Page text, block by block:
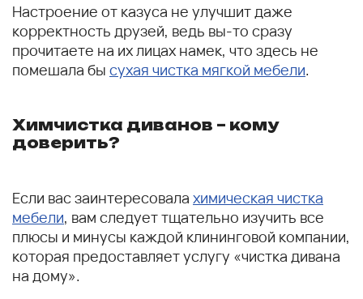
Настроение от казуса не улучшит даже
корректность друзей, ведь вы-то сразу
прочитаете на их лицах намек, что здесь не
помешала бы сухая чистка мягкой мебели.
Химчистка диванов – кому
доверить?
Если вас заинтересовала химическая чистка
мебели, вам следует тщательно изучить все
плюсы и минусы каждой клининговой компании,
которая предоставляет услугу «чистка дивана
на дому».